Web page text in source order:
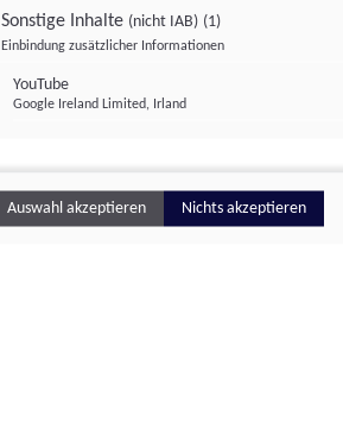
Sonstige Inhalte (nicht IAB) (1)
Einbindung zusätzlicher Informationen
YouTube
Google Ireland Limited, Irland
Auswahl akzeptieren Nichts akzeptieren